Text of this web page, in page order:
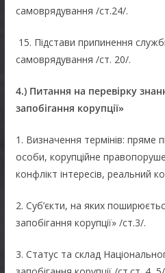
самоврядування /ст.24/.
15. Підстави припинення
самоврядування /ст. 20/.
4.) Питання на перевірку
запобігання корупції»
1. Визначення термінів: пряме
особи, корупційне
конфлікт інтересів, реальний
2. Суб’єкти, на яких
запобігання корупції» /ст.3/.
3. Статус та склад